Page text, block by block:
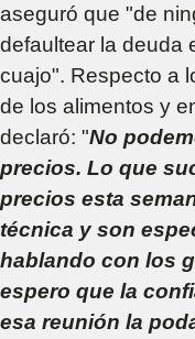
aseguró que "de
defaultear la deuda
cuajo". Respecto a
de los alimentos y
declaró: "No
precios. Lo que
precios esta
técnica y son
hablando con los
espero que la
esa reunión la